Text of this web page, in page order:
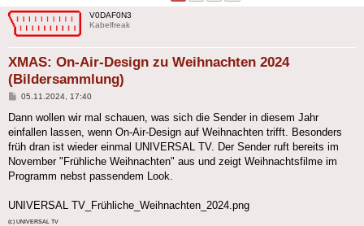
V0DAF0N3
Kabelfreak
XMAS: On-Air-Design zu Weihnachten 2024
(Bildersammlung)
Beitrag
05.11.2024, 17:40
Dann wollen wir mal schauen, was sich die Sender in diesem Jahr
einfallen lassen, wenn On-Air-Design auf Weihnachten trifft. Besonders
früh dran ist wieder einmal UNIVERSAL TV. Der Sender ruft bereits im
November "Frühliche Weihnachten" aus und zeigt Weihnachtsfilme im
Programm nebst passendem Look.
UNIVERSAL TV_Frühliche_Weihnachten_2024.png
(c) UNIVERSAL TV